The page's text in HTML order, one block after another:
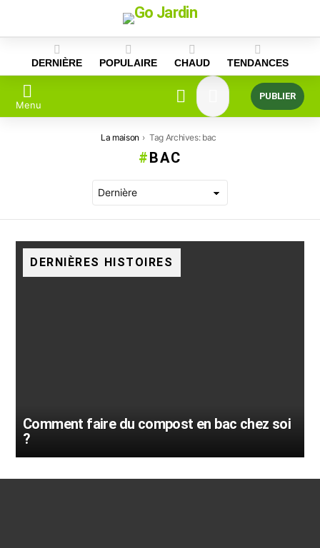
content
DERNIÈRE POPULAIRE CHAUD TENDANCES
Menu
PUBLIER
La maison Tag Archives: bac
BAC
DERNIÈRES HISTOIRES
Comment faire du compost en bac chez soi
?